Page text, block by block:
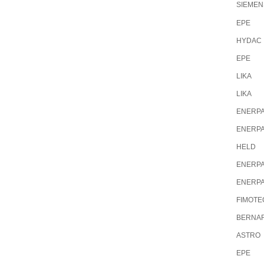
EPE
HYDAC
EPE
LIKA
LIKA
HELD
ASTRO
EPE